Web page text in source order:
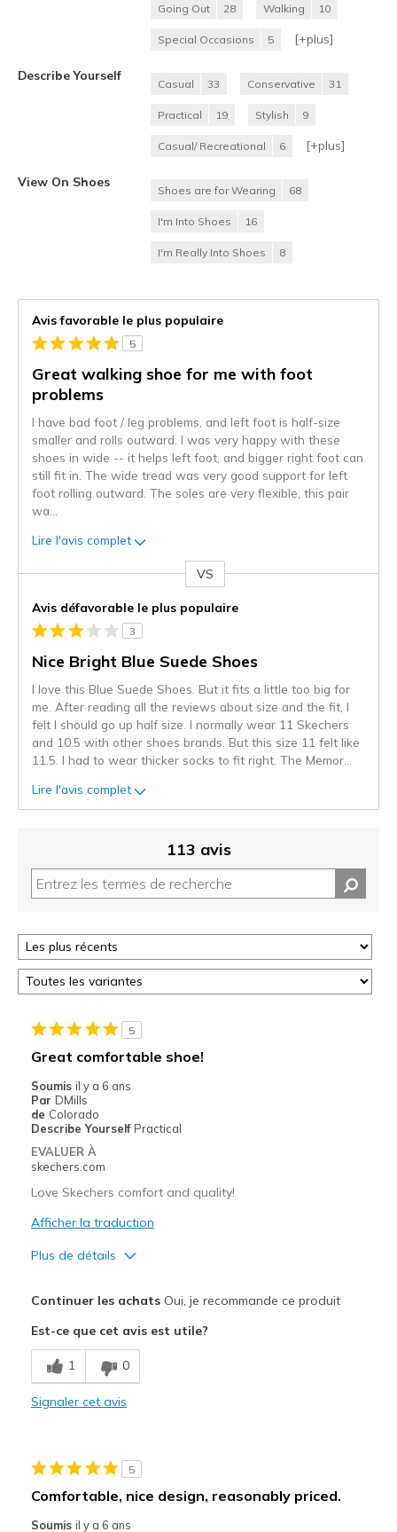
Going Out 28 Walking 10
Special Occasions 5 [+plus]
Describe Yourself
Casual 33 Conservative 31
Practical 19 Stylish 9
Casual/ Recreational 6 [+plus]
View On Shoes
Shoes are for Wearing 68
I'm Into Shoes 16
I'm Really Into Shoes 8
Avis favorable le plus populaire
5
Great walking shoe for me with foot
problems
I have bad foot / leg problems, and left foot is half-size
smaller and rolls outward. I was very happy with these
shoes in wide -- it helps left foot, and bigger right foot can
still fit in. The wide tread was very good support for left
foot rolling outward. The soles are very flexible, this pair
wa
Lire l'avis complet
projecteur
sur
les
VS
Avis défavorable le plus populaire
3
Nice Bright Blue Suede Shoes
I love this Blue Suede Shoes. But it fits a little too big for
me. After reading all the reviews about size and the fit, I
felt I should go up half size. I normally wear 11 Skechers
and 10.5 with other shoes brands. But this size 11 felt like
11.5. I had to wear thicker socks to fit right. The Memor
Lire l'avis complet
113 avis
5
Great comfortable shoe!
Soumis il y a 6 ans
Par DMills
de Colorado
Describe Yourself Practical
EVALUER À
skechers.com
Love Skechers comfort and quality!
Afficher la traduction
Plus de détails
Les meilleures utilisations
Casual Wear
Going Out
Travel
Width
Continuer les achatsOui, je recommande ce produit
Est-ce que cet avis est utile?
1 0
Signaler cet avis
5
Comfortable, nice design, reasonably priced.
Soumis il y a 6 ans